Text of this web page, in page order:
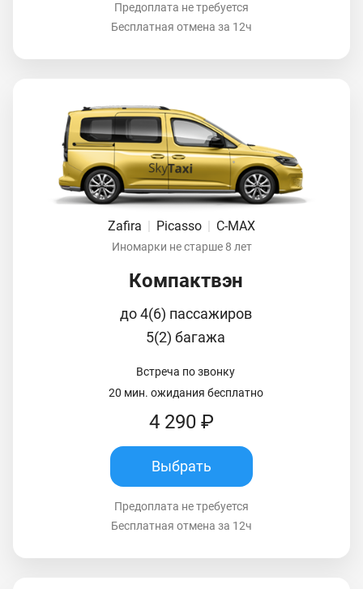
Предоплата не требуется
Бесплатная отмена за 12ч
Zafira | Picasso | C-MAX
Иномарки не старше 8 лет
Компактвэн
до 4(6) пассажиров
5(2) багажа
Встреча по звонку
20 мин. ожидания бесплатно
4 290 ₽
Выбрать
Предоплата не требуется
Бесплатная отмена за 12ч